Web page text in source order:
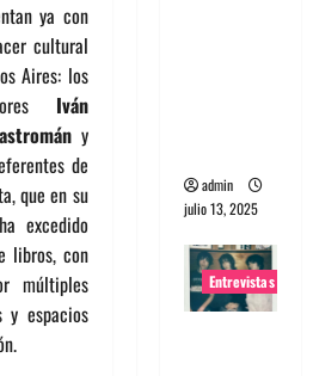
ya con
cultural
Aires: los
Iván
y
de
que en su
excedido
libros, con
múltiples
y espacios
admin
julio 13, 2025
Entrevistas